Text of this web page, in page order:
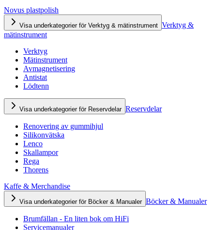
Novus plastpolish
Visa underkategorier för Verktyg & mätinstrument Verktyg &
mätinstrument
Verktyg
Mätinstrument
Avmagnetisering
Antistat
Lödtenn
Visa underkategorier för Reservdelar Reservdelar
Renovering av gummihjul
Silikonvätska
Lenco
Skallampor
Rega
Thorens
Kaffe & Merchandise
Visa underkategorier för Böcker & Manualer Böcker & Manualer
Brumfällan - En liten bok om HiFi
Servicemanualer